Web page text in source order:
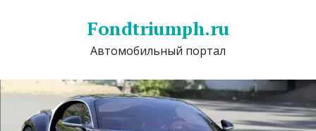
Fondtriumph.ru
Автомобильный портал